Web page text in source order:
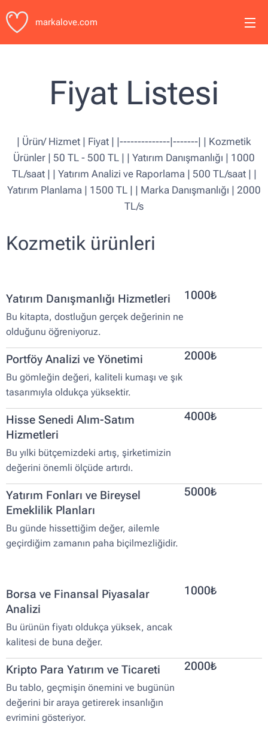
markalove.com
Fiyat Listesi
| Ürün/ Hizmet | Fiyat | |--------------|-------| | Kozmetik
Ürünler | 50 TL - 500 TL | | Yatırım Danışmanlığı | 1000
TL/saat | | Yatırım Analizi ve Raporlama | 500 TL/saat | |
Yatırım Planlama | 1500 TL | | Marka Danışmanlığı | 2000
TL/s
Kozmetik ürünleri
Yatırım Danışmanlığı Hizmetleri
Bu kitapta, dostluğun gerçek değerinin ne
olduğunu öğreniyoruz.
1000₺
Portföy Analizi ve Yönetimi
Bu gömleğin değeri, kaliteli kumaşı ve şık
tasarımıyla oldukça yüksektir.
2000₺
Hisse Senedi Alım-Satım
Hizmetleri
Bu yılki bütçemizdeki artış, şirketimizin
değerini önemli ölçüde artırdı.
4000₺
Yatırım Fonları ve Bireysel
Emeklilik Planları
Bu günde hissettiğim değer, ailemle
geçirdiğim zamanın paha biçilmezliğidir.
5000₺
Borsa ve Finansal Piyasalar
Analizi
Bu ürünün fiyatı oldukça yüksek, ancak
kalitesi de buna değer.
1000₺
Kripto Para Yatırım ve Ticareti
Bu tablo, geçmişin önemini ve bugünün
değerini bir araya getirerek insanlığın
evrimini gösteriyor.
2000₺